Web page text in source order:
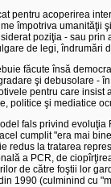
pentru acoperirea
împotriva umanităţii
poziţia - sau
de legi, îndrumări
făcute însă
şi debusolare -
pentru care
politice şi mediatice
fals privind
cumplit "era mai
redus la tratarea
a PCR, de
de către foştii lor
1990 (culminind cu